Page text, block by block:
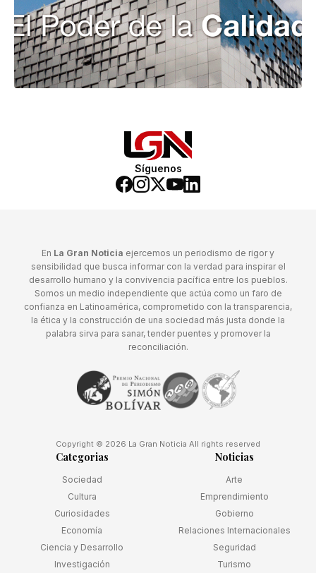
Síguenos
En La Gran Noticia ejercemos un periodismo de rigor y
sensibilidad que busca informar con la verdad para inspirar el
desarrollo humano y la convivencia pacífica entre los pueblos.
Somos un medio independiente que actúa como un faro de
confianza en Latinoamérica, comprometido con la transparencia,
la ética y la construcción de una sociedad más justa donde la
palabra sirva para sanar, tender puentes y promover la
reconciliación.
Copyright © 2026 La Gran Noticia All rights reserved
Categorias
Sociedad
Cultura
Curiosidades
Economía
Ciencia y Desarrollo
Investigación
Noticias
Arte
Emprendimiento
Gobierno
Relaciones Internacionales
Seguridad
Turismo